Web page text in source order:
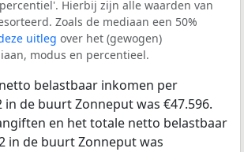
Hierbij zijn alle waarden van
Zoals de mediaan een 50%
uitleg over het (gewogen)
modus en percentieel.
belastbaar inkomen per
in de buurt Zonneput was €47.596.
en het totale netto belastbaar
in de buurt Zonneput was